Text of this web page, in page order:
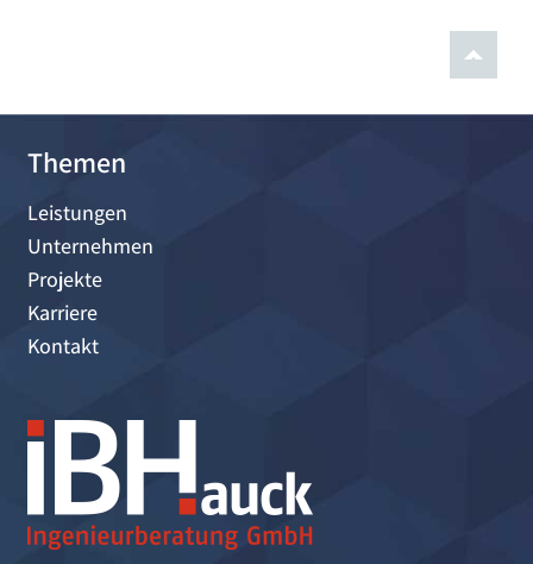
Themen
Leistungen
Unternehmen
Projekte
Karriere
Kontakt